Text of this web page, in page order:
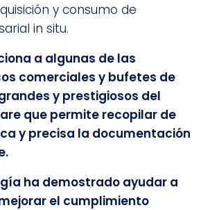
y consumo de
in situ.
a algunas de las
comerciales y bufetes de
y prestigiosos del
que permite recopilar de
y precisa la documentación
ha demostrado ayudar a
el cumplimiento